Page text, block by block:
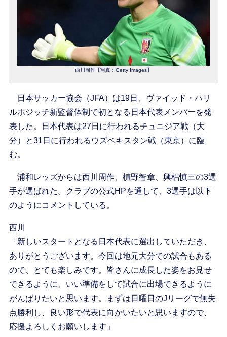
西川周作【写真：Getty Images】
日本サッカー協会（JFA）は19日、ヴァイッド・ハリ
ルホジッチ新監督体制で初となる日本代表メンバーを発
表した。日本代表は27日に行われるチュニジア戦（大
分）と31日に行われるウズベキスタン戦（東京）に臨
む。
浦和レッズからは西川周作、槙野智章、興梠慎三の3選
手が選ばれた。クラブの公式HPを通して、3選手は以下
のようにコメントしている。
西川
「新しいスタートとなる日本代表に選出していただき、
ありがとうございます。今回は地元大分での試合もある
ので、とても楽しみです。皆さんに成長した姿をお見せ
できるように、いい準備をして試合に出場できるように
がんばりたいと思います。まずは日曜日のJリーグで無失
点勝利し、良い形で代表に向かいたいと思いますので、
応援よろしくお願いします」